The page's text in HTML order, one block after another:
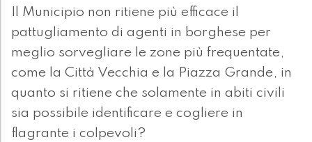
Il Municipio non ritiene più efficace il
pattugliamento di agenti in borghese per
meglio sorvegliare le zone più frequentate,
come la Città Vecchia e la Piazza Grande, in
quanto si ritiene che solamente in abiti civili
sia possibile identificare e cogliere in
flagrante i colpevoli?